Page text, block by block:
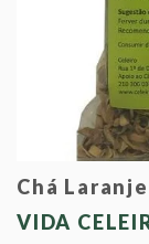
Chá
VIDA